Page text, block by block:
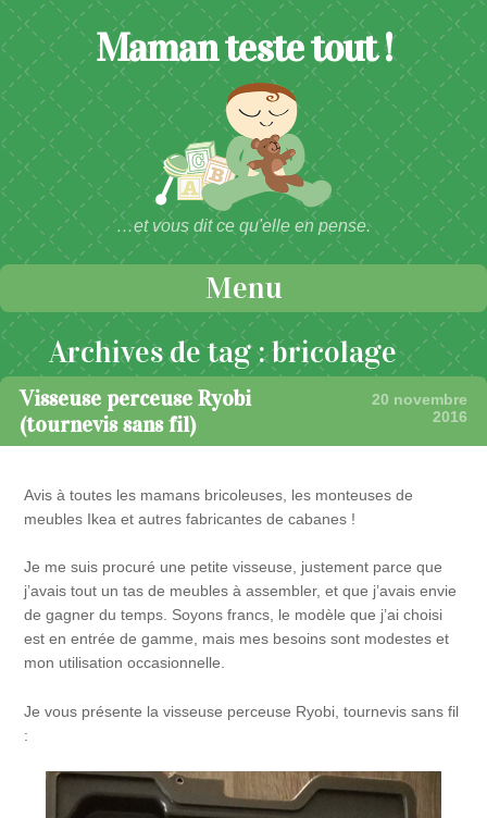
Maman teste tout !
…et vous dit ce qu'elle en pense.
Menu
Passer au contenu
Archives de tag :bricolage
Visseuse perceuse Ryobi
(tournevis sans fil)
20 novembre
2016
Avis à toutes les mamans bricoleuses, les monteuses de
meubles Ikea et autres fabricantes de cabanes !
Je me suis procuré une petite visseuse, justement parce que
j’avais tout un tas de meubles à assembler, et que j’avais envie
de gagner du temps. Soyons francs, le modèle que j’ai choisi
est en entrée de gamme, mais mes besoins sont modestes et
mon utilisation occasionnelle.
Je vous présente la visseuse perceuse Ryobi, tournevis sans fil
: